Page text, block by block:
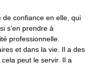
de confiance en elle, qui
s’en prendre à
professionnelle.
et dans la vie. Il a des
peut le servir. Il a